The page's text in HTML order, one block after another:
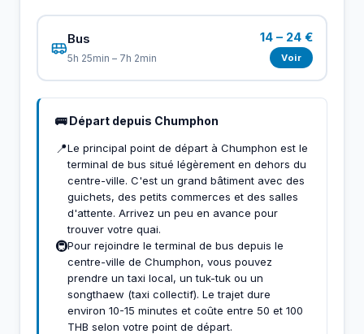
Bus
5h 25min – 7h 2min
14 – 24 €
Voir
🚌 Départ depuis Chumphon
📍Le principal point de départ à Chumphon est le
terminal de bus situé légèrement en dehors du
centre-ville. C'est un grand bâtiment avec des
guichets, des petits commerces et des salles
d'attente. Arrivez un peu en avance pour
trouver votre quai.
🚇Pour rejoindre le terminal de bus depuis le
centre-ville de Chumphon, vous pouvez
prendre un taxi local, un tuk-tuk ou un
songthaew (taxi collectif). Le trajet dure
environ 10-15 minutes et coûte entre 50 et 100
THB selon votre point de départ.